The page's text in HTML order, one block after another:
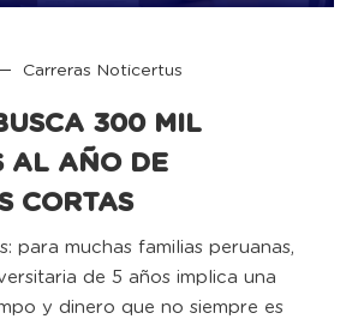
Carreras Noticertus
300 MIL
AL AÑO DE
CORTAS
para muchas familias peruanas,
de 5 años implica una
y dinero que no siempre es